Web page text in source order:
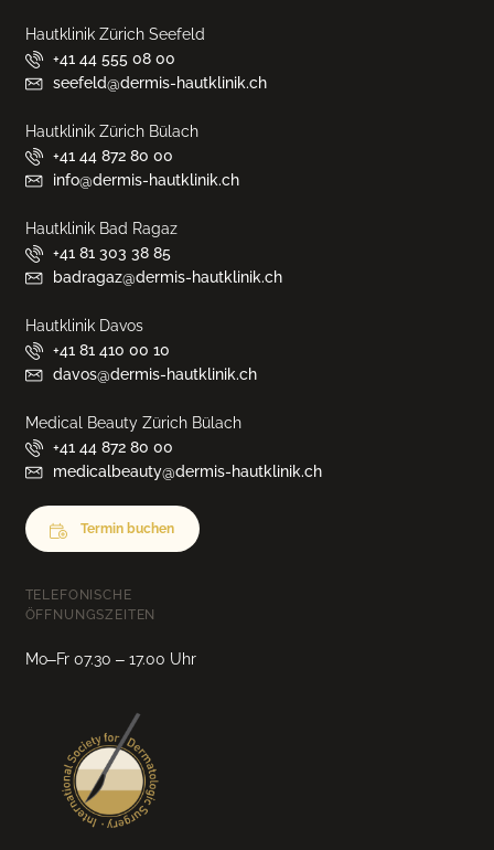
Hautklinik Zürich Seefeld
+41 44 555 08 00
seefeld@dermis-hautklinik.ch
Hautklinik Zürich Bülach
+41 44 872 80 00
info@dermis-hautklinik.ch
Hautklinik Bad Ragaz
+41 81 303 38 85
badragaz@dermis-hautklinik.ch
Hautklinik Davos
+41 81 410 00 10
davos@dermis-hautklinik.ch
Medical Beauty Zürich Bülach
+41 44 872 80 00
medicalbeauty@dermis-hautklinik.ch
Termin buchen
TELEFONISCHE
ÖFFNUNGSZEITEN
Mo–Fr 07.30 – 17.00 Uhr